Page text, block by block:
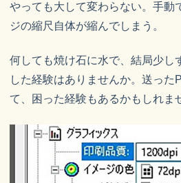
やっても大して変わらない。手動
ジの縮尺自体が縮んでしまう。
何しても焼け石に水で、結局少し
した経験はありませんか。送った
て、困った経験もあるかもしれま